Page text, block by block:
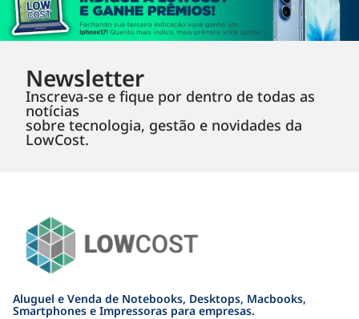
Newsletter
Inscreva-se e fique por dentro de todas as
notícias
sobre tecnologia, gestão e novidades da
LowCost.
Aluguel e Venda de Notebooks, Desktops, Macbooks,
Smartphones e Impressoras para empresas.